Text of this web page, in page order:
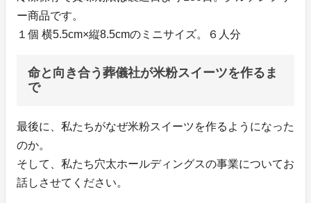
ー商品です。
１個 横5.5cm×縦8.5cmのミニサイズ。６人分
命と向き合う葬儀社が米粉スイーツを作るま
で
最後に、私たちがなぜ米粉スイーツを作るようになった
のか。
そして、私たち穴太ホールディングスの事業についてお
話しさせてください。